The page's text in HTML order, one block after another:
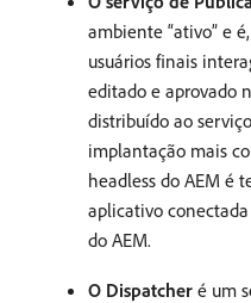
ambiente “ativo” e
usuários finais
editado e aprovado
distribuído ao
implantação mais
headless do AEM é
aplicativo
do AEM.
O Dispatcher é um